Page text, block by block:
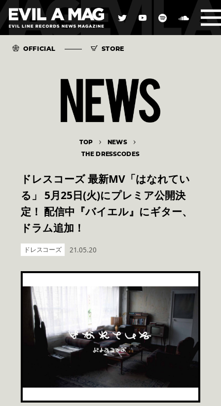
OFFICIAL STORE
TOP NEWS
THE DRESSCODES
ドレスコーズ 最新MV「はなれてい
る」 5月25日(火)にプレミア公開決
定！ 配信中『バイエル』にギター、
ドラム追加！
ドレスコーズ 21.05.20